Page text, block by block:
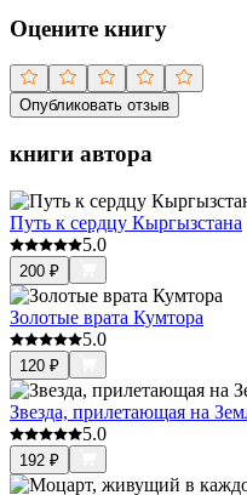
Оцените книгу
Опубликовать отзыв
книги автора
Путь к сердцу Кыргызстана
5.0
200 ₽
Золотые врата Кумтора
5.0
120 ₽
Звезда, прилетающая на
5.0
192 ₽